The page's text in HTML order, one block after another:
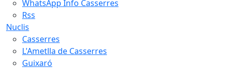
WhatsApp Info Casserres
Rss
Nuclis
Casserres
L'Ametlla de Casserres
Guixaró